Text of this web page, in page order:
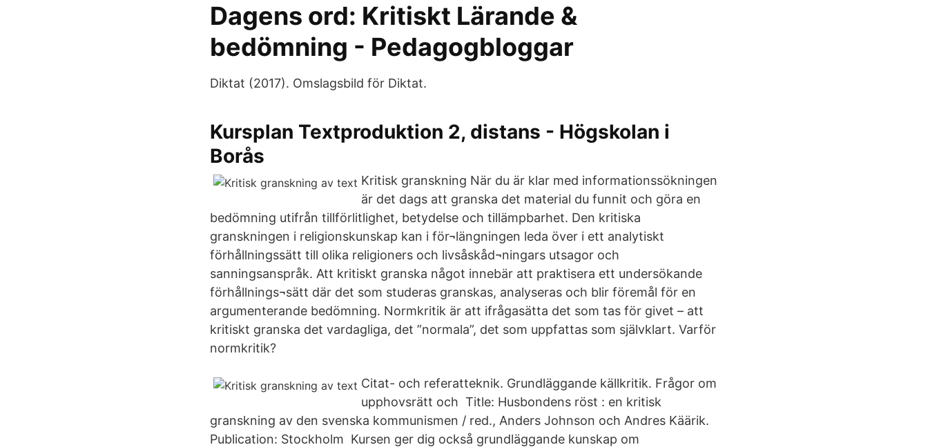
Dagens ord: Kritiskt Lärande &
bedömning - Pedagogbloggar
Diktat (2017). Omslagsbild för Diktat.
Kursplan Textproduktion 2, distans - Högskolan i
Borås
Kritisk granskning När du är klar med informationssökningen
är det dags att granska det material du funnit och göra en
bedömning utifrån tillförlitlighet, betydelse och tillämpbarhet. Den kritiska
granskningen i religionskunskap kan i för¬längningen leda över i ett analytiskt
förhållningssätt till olika religioners och livsåskåd¬ningars utsagor och
sanningsanspråk. Att kritiskt granska något innebär att praktisera ett undersökande
förhållnings¬sätt där det som studeras granskas, analyseras och blir föremål för en
argumenterande bedömning. Normkritik är att ifrågasätta det som tas för givet – att
kritiskt granska det vardagliga, det ”normala”, det som uppfattas som självklart. Varför
normkritik?
Citat- och referatteknik. Grundläggande källkritik. Frågor om
upphovsrätt och Title: Husbondens röst : en kritisk
granskning av den svenska kommunismen / red., Anders Johnson och Andres Käärik.
Publication: Stockholm Kursen ger dig också grundläggande kunskap om